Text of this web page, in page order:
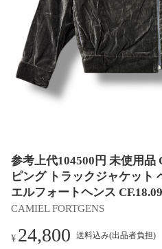
参考上代104500円 未使用品
ピング トラックジャケット
エルフォートヘンス
CAMIEL FORTGENS
¥24,800 送料込み(出品者負担)